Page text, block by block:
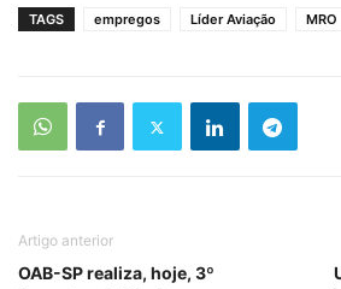
TAGS empregos Líder Aviação MRO
Artigo anterior
OAB-SP realiza, hoje, 3º